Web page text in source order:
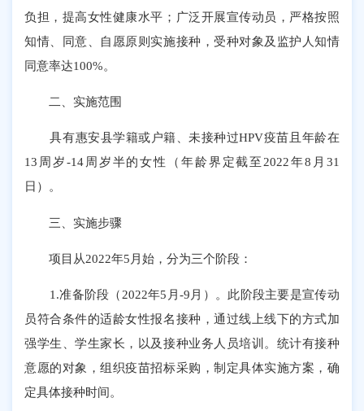
负担，提高女性健康水平；广泛开展宣传动员，严格按照
知情、同意、自愿原则实施接种，受种对象及监护人知情
同意率达100%。
二、实施范围
具有惠安县学籍或户籍、未接种过HPV疫苗且年龄在
13周岁-14周岁半的女性（年龄界定截至2022年8月31
日）。
三、实施步骤
项目从2022年5月始，分为三个阶段：
1.准备阶段（2022年5月-9月）。此阶段主要是宣传动
员符合条件的适龄女性报名接种，通过线上线下的方式加
强学生、学生家长，以及接种业务人员培训。统计有接种
意愿的对象，组织疫苗招标采购，制定具体实施方案，确
定具体接种时间。